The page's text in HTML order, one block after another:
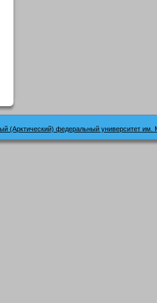
(Арктический) федеральный университет